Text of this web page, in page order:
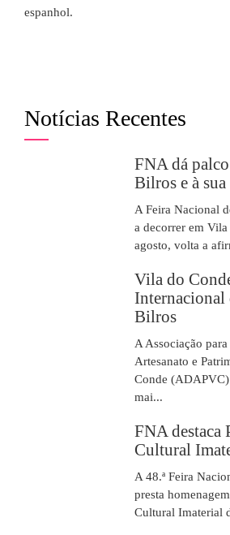
espanhol.
Notícias Recentes
FNA dá
Bilros e à
A Feira Nacional
a decorrer em
agosto, volta a
Vila do
Internacional
Bilros
A Associação
Artesanato e
Conde
mai...
FNA destaca
Cultural
A 48.ª Feira
presta
Cultural Imaterial